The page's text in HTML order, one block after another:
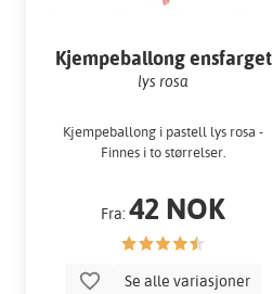
Kjempeballong ensfarget
lys rosa
Kjempeballong i pastell lys rosa -
Finnes i to størrelser.
Fra:42 NOK
Se alle variasjoner